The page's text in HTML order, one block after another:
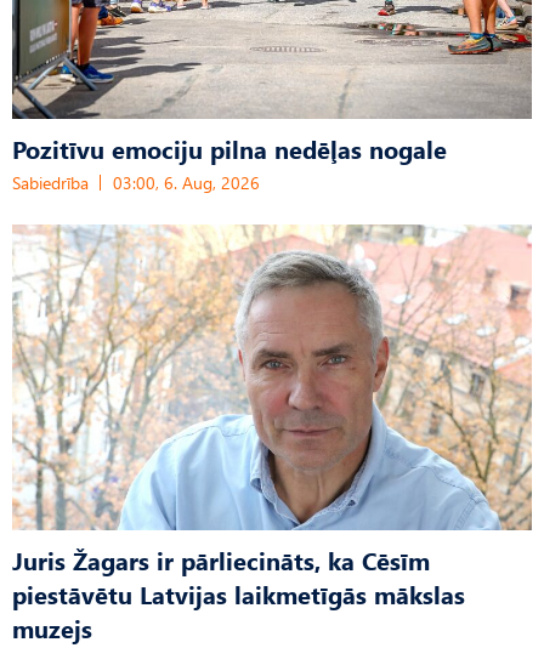
Pozitīvu emociju pilna nedēļas nogale
Sabiedrība 03:00, 6. Aug, 2026
Juris Žagars ir pārliecināts, ka Cēsīm
piestāvētu Latvijas laikmetīgās mākslas
muzejs